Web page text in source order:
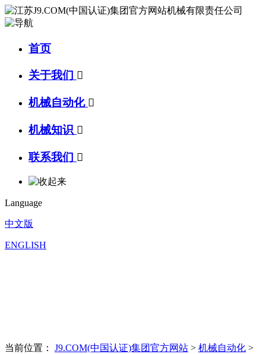
首页
关于我们 
机械自动化 
机械知识 
联系我们 
Language
中文版
ENGLISH
当前位置： J9.COM(中国认证)集团官方网站 > 机械自动化 >